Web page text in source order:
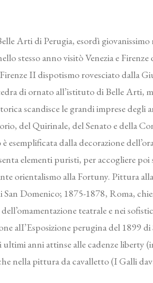
Arti di Perugia, esordì
stesso anno visitò Venezia e
II dispotismo rovesciato dalla
di ornato all’istituto di Belle Arti,
scandisce le grandi imprese
del Quirinale, del Senato e della
esemplificata dalla decorazione
elementi puristi, per accogliere
orientalismo alla Fortuny. Pittura
San Domenico; 1875-1878, Roma,
teatrale e nei
alI’Esposizione perugina del 1899
anni attinse alle cadenze liberty
nella pittura da cavalletto (I Galli